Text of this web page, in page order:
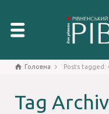
Головна Posts tagged:
Tag